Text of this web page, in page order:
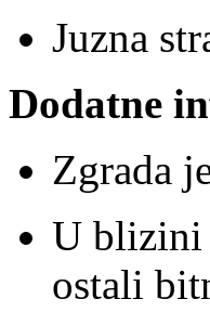
Juzna
Dodatne
Zgrada
U blizini
ostali